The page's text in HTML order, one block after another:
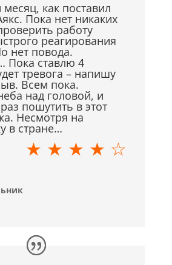
как поставил
Пока нет никаких
работу
реагирования
нет повода.
Пока ставлю 4
тревога – напишу
Всем пока.
над головой, и
пошутить в этот
Несмотря на
в стране…
★ ★ ★ ★ ☆